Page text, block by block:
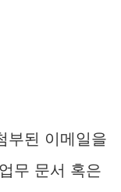
부된 이메일을
무 문서 혹은